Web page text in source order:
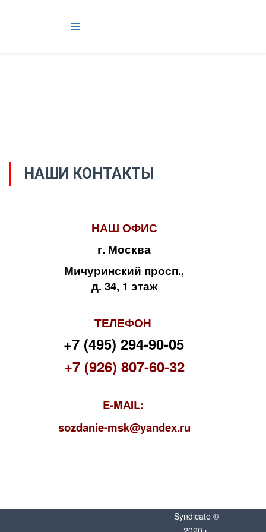
НАШИ КОНТАКТЫ
НАШ ОФИС
г. Москва
Мичуринский просп.,
д. 34, 1 этаж
ТЕЛЕФОН
+7 (495) 294-90-05
+7 (926) 807-60-32
E-MAIL:
sozdanie-msk@yandex.ru
Syndicate ©